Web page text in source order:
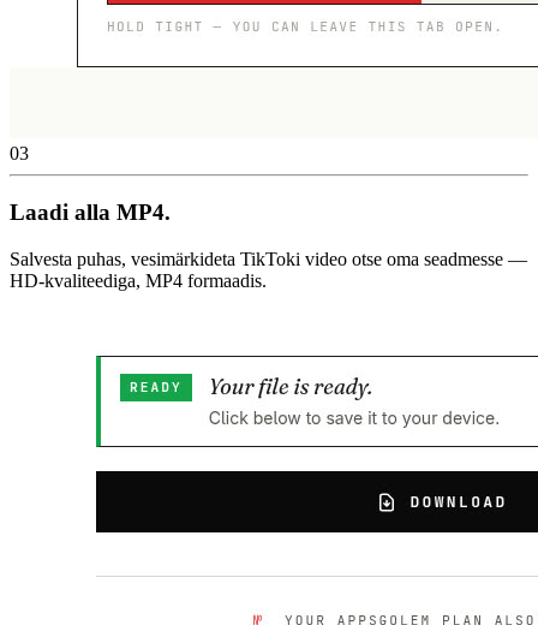
03
Laadi alla MP4.
Salvesta puhas, vesimärkideta TikToki video otse oma seadmesse —
HD-kvaliteediga, MP4 formaadis.